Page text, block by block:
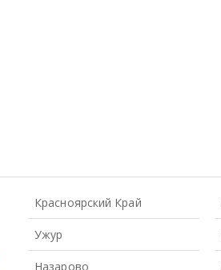
Красноярский Край
Ужур
Назарово